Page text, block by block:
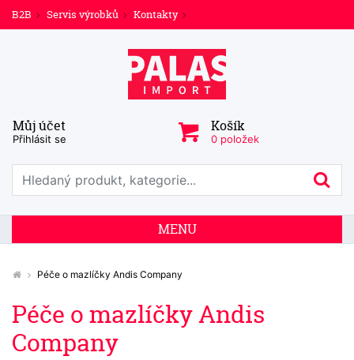
B2B Servis výrobků Kontakty
Můj účet
Přihlásit se
Košík
0 položek
Prohledat web
MENU
Péče o mazlíčky Andis Company
Péče o mazlíčky Andis
Company